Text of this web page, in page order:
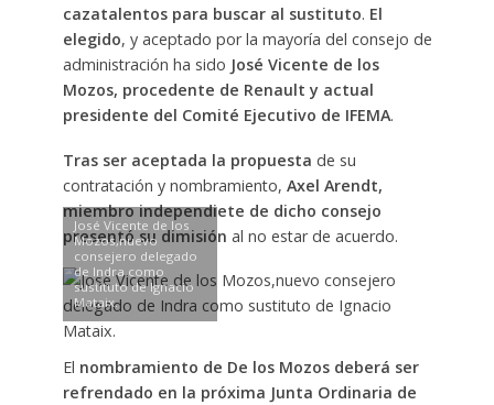
cazatalentos para buscar al sustituto. El
elegido, y aceptado por la mayoría del consejo de
administración ha sido José Vicente de los
Mozos, procedente de Renault y actual
presidente del Comité Ejecutivo de IFEMA.
Tras ser aceptada la propuesta de su
contratación y nombramiento, Axel Arendt,
miembro independiete de dicho consejo
presentó su dimisión al no estar de acuerdo.
José Vicente de los
Mozos,nuevo
consejero delegado
de Indra como
sustituto de Ignacio
Mataix.
El nombramiento de De los Mozos deberá ser
refrendado en la próxima Junta Ordinaria de